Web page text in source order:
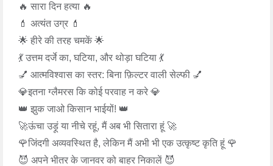
🔥 सारा दिन हत्या 🔥
💄 अत्यंत उग्र 💄
🌟 हीरे की तरह चमकें 🌟
💃 उत्तम दर्जे का, घटिया, और थोड़ा घटिया 💃
💅 आत्मविश्वास का स्तर: बिना फ़िल्टर वाली सेल्फी 💅
💎इतना ग्लैमरस कि कोई परवाह न करे 💎
👑 झुक जाओ किसान भाईयों! 👑
🚀ऊंचा उड़ूं या नीचे रहूं, मैं अब भी सितारा हूं 🚀
🌹जिंदगी अव्यवस्थित है, लेकिन मैं अभी भी एक उत्कृष्ट कृति हूं 🌹
😈 अपने भीतर के जानवर को बाहर निकालें 😈